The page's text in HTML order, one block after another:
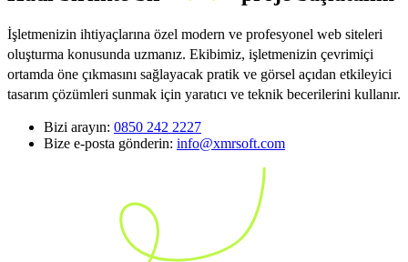
İşletmenizin ihtiyaçlarına özel modern ve profesyonel web siteleri
oluşturma konusunda uzmanız. Ekibimiz, işletmenizin çevrimiçi
ortamda öne çıkmasını sağlayacak pratik ve görsel açıdan etkileyici
tasarım çözümleri sunmak için yaratıcı ve teknik becerilerini kullanır.
Bizi arayın: 0850 242 2227
Bize e-posta gönderin: info@xmrsoft.com